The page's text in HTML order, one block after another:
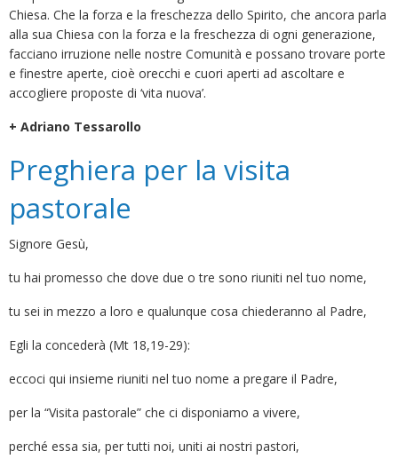
Chiesa. Che la forza e la freschezza dello Spirito, che ancora parla
alla sua Chiesa con la forza e la freschezza di ogni generazione,
facciano irruzione nelle nostre Comunità e possano trovare porte
e finestre aperte, cioè orecchi e cuori aperti ad ascoltare e
accogliere proposte di ‘vita nuova’.
+ Adriano Tessarollo
Preghiera per la visita
pastorale
Signore Gesù,
tu hai promesso che dove due o tre sono riuniti nel tuo nome,
tu sei in mezzo a loro e qualunque cosa chiederanno al Padre,
Egli la concederà (Mt 18,19-29):
eccoci qui insieme riuniti nel tuo nome a pregare il Padre,
per la “Visita pastorale” che ci disponiamo a vivere,
perché essa sia, per tutti noi, uniti ai nostri pastori,